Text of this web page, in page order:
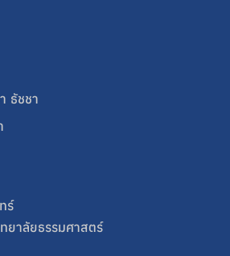
ธัชชา
ร์
ยาลัยธรรมศาสตร์